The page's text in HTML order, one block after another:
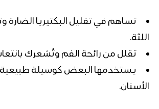
تساهم في تقليل البكتيريا
اللثة.
تقلل من رائحة الفم وتُشعرك
يستخدمها البعض كوسيلة
الأسنان.